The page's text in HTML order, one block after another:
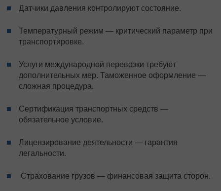
Датчики давления контролируют состояние.
Температурный режим — критический параметр при
транспортировке.
Услуги международной перевозки требуют
дополнительных мер. Таможенное оформление —
сложная процедура.
Сертификация транспортных средств —
обязательное условие.
Лицензирование деятельности — гарантия
легальности.
Страхование грузов — финансовая защита сторон.